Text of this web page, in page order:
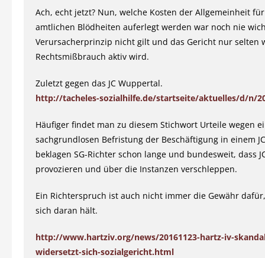
Ach, echt jetzt? Nun, welche Kosten der Allgemeinheit
amtlichen Blödheiten auferlegt werden war noch nie
Verursacherprinzip nicht gilt und das Gericht nur selten
Rechtsmißbrauch aktiv wird.
Zuletzt gegen das JC Wuppertal.
http://tacheles-sozialhilfe.de/startseite/aktuelles/d/n/
Häufiger findet man zu diesem Stichwort Urteile wegen
sachgrundlosen Befristung der Beschäftigung in einem
beklagen SG-Richter schon lange und bundesweit, dass
provozieren und über die Instanzen verschleppen.
Ein Richterspruch ist auch nicht immer die Gewähr dafür,
sich daran hält.
http://www.hartziv.org/news/20161123-hartz-iv-
widersetzt-sich-sozialgericht.html